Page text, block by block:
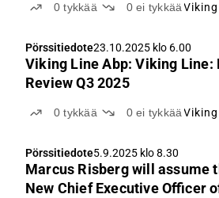
0tykkää 0ei tykkää
Pörssitiedote23.10.2025 klo 6.00
Viking Line Abp: Viking Line:
Review Q3 2025
0tykkää 0ei tykkää
Pörssitiedote5.9.2025 klo 8.30
Marcus Risberg will assume
New Chief Executive Officer